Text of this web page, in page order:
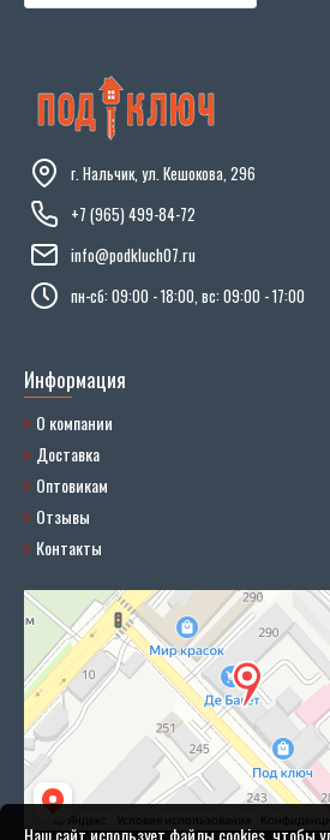
г. Нальчик, ул. Кешокова, 296
+7 (965) 499-84-72
info@podkluch07.ru
пн-сб: 09:00 - 18:00, вс: 09:00 - 17:00
Информация
О компании
Доставка
Оптовикам
Отзывы
Контакты
Наш сайт использует файлы cookies, чтобы